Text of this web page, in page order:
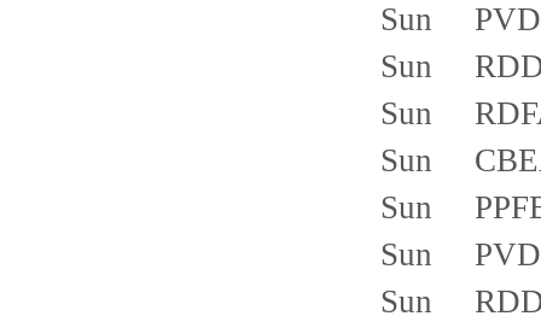
Sun
Sun
Sun
Sun
Sun
Sun
Sun